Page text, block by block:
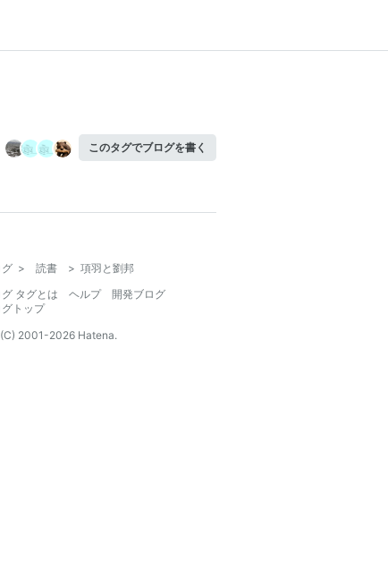
このタグでブログを書く
> 読書 > 項羽と劉邦
タグとは
ヘルプ
開発ブログ
トップ
2001-2026 Hatena.